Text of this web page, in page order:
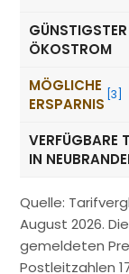
GÜNSTIGSTER
ÖKOSTROM
MÖGLICHE
ERSPARNIS
[3]
VERFÜGBARE
IN
Quelle:
August 2026.
gemeldeten
Postleitzahlen